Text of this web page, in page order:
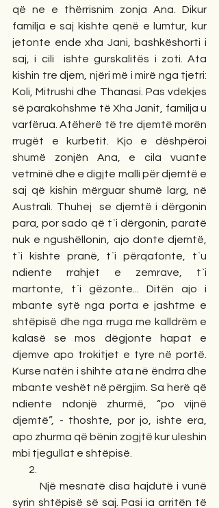
që ne e thërrisnim zonja Ana. Dikur
familja e saj kishte qenë e lumtur, kur
jetonte ende xha Jani, bashkëshorti i
saj, i cili  ishte gurskalitës i zoti. Ata
kishin tre djem, njëri më i mirë nga tjetri:
Koli, Mitrushi dhe Thanasi. Pas vdekjes
së parakohshme të Xha Janit, familja u
varfërua. Atëherë të tre djemtë morën
rrugët e kurbetit. Kjo e dëshpëroi
shumë zonjën Ana, e cila vuante
vetminë dhe e digjte malli për djemtë e
saj që kishin mërguar shumë larg, në
Australi. Thuhej  se djemtë i dërgonin
para, por sado që t`i dërgonin, paratë
nuk e ngushëllonin, ajo donte djemtë,
t`i kishte pranë, t`i përqafonte, t`u
ndiente rrahjet e zemrave, t`i
martonte, t`i gëzonte... Ditën ajo i
mbante sytë nga porta e jashtme e
shtëpisë dhe nga rruga me kalldrëm e
kalasë se mos dëgjonte hapat e
djemve apo trokitjet e tyre në portë.
Kurse natën i shihte ata në ëndrra dhe
mbante veshët në përgjim. Sa herë që
ndiente ndonjë zhurmë, “po vijnë
djemtë”, - thoshte, por jo, ishte era,
apo zhurma që bënin zogjtë kur uleshin
mbi tjegullat e shtëpisë.
        2.
syrin shtëpisë së saj. Pasi ia arritën të